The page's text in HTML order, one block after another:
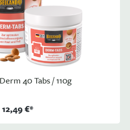
40 Tabs / 110g
12,49 €*